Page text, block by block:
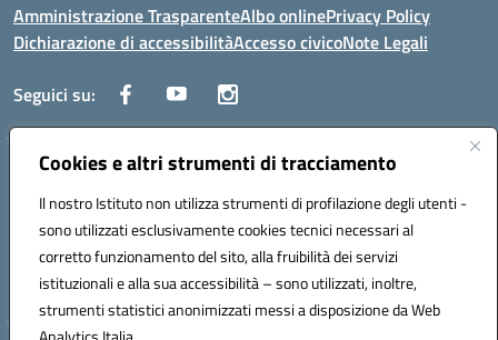
Cookies e altri strumenti di tracciamento
Il nostro Istituto non utilizza strumenti di profilazione degli utenti -
sono utilizzati esclusivamente cookies tecnici necessari al
corretto funzionamento del sito, alla fruibilità dei servizi
istituzionali e alla sua accessibilità – sono utilizzati, inoltre,
strumenti statistici anonimizzati messi a disposizione da Web
Amministrazione TrasparenteAlbo onlinePrivacy Policy
Dichiarazione di accessibilitàAccesso civicoNote Legali
Seguici su:
Via dei Cappuccini, 5 - 60044 Fabriano (AN) - Tel. 0732 3373 - 0732
3573 - Mail: anis01700P@istruzione.it - PEC:
Codice meccanografico: ANIS01700P - Codice iPA: istsc_ANIS01700P -
C.F. 81002710424 - Codice univoco fatturazione elettronica (CUF):
UFBMDS